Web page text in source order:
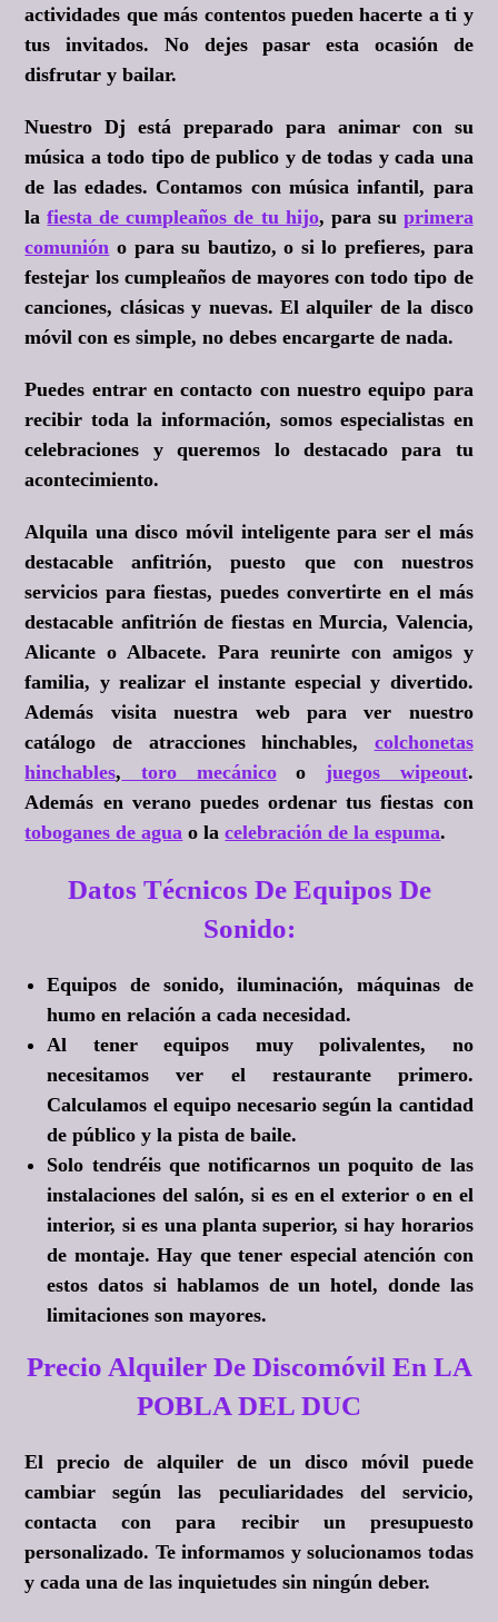
actividades que más contentos pueden hacerte a ti y
tus invitados. No dejes pasar esta ocasión de
disfrutar y bailar.
Nuestro Dj está preparado para animar con su
música a todo tipo de publico y de todas y cada una
de las edades. Contamos con música infantil, para
lafiesta de cumpleaños de tu hijo, para su primera
comunión o para su bautizo, o si lo prefieres, para
festejar los cumpleaños de mayores con todo tipo de
canciones, clásicas y nuevas. El alquiler de la disco
móvil con es simple, no debes encargarte de nada.
Puedes entrar en contacto con nuestro equipo para
recibir toda la información, somos especialistas en
celebraciones y queremos lo destacado para tu
acontecimiento.
Alquila una disco móvil inteligente para ser el más
destacable anfitrión, puesto que con nuestros
servicios para fiestas, puedes convertirte en el más
destacable anfitrión de fiestas en Murcia, Valencia,
Alicante o Albacete. Para reunirte con amigos y
familia, y realizar el instante especial y divertido.
Además visita nuestra web para ver nuestro
catálogo de atracciones hinchables, colchonetas
hinchables, toro mecánicoo juegos wipeout.
Además en verano puedes ordenar tus fiestas con
toboganes de agua o lacelebración de la espuma.
Datos Técnicos De Equipos De
Sonido:
Equipos de sonido, iluminación, máquinas de
humo en relación a cada necesidad.
Al tener equipos muy polivalentes, no
necesitamos ver el restaurante primero.
Calculamos el equipo necesario según la cantidad
de público y la pista de baile.
Solo tendréis que notificarnos un poquito de las
instalaciones del salón, si es en el exterior o en el
interior, si es una planta superior, si hay horarios
de montaje. Hay que tener especial atención con
estos datos si hablamos de un hotel, donde las
limitaciones son mayores.
Precio Alquiler De Discomóvil En LA
POBLA DEL DUC
El precio de alquiler de un disco móvil puede
cambiar según las peculiaridades del servicio,
contacta con para recibir un presupuesto
personalizado. Te informamos y solucionamos todas
y cada una de las inquietudes sin ningún deber.